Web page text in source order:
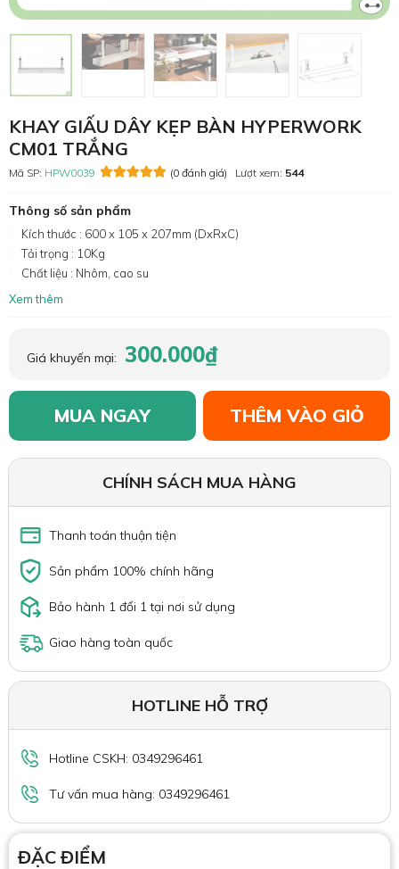
KHAY GIẤU DÂY KẸP BÀN HYPERWORK
CM01 TRẮNG
Mã SP: HPW0039 (0 đánh giá) Lượt xem: 544
Thông số sản phẩm
Kích thước : 600 x 105 x 207mm (DxRxC)
Tải trọng : 10Kg
Chất liệu : Nhôm, cao su
Xem thêm
Giá khuyến mại: 300.000₫
MUA NGAY THÊM VÀO GIỎ
CHÍNH SÁCH MUA HÀNG
Thanh toán thuận tiện
Sản phẩm 100% chính hãng
Bảo hành 1 đổi 1 tại nơi sử dụng
Giao hàng toàn quốc
HOTLINE HỖ TRỢ
Hotline CSKH: 0349296461
Tư vấn mua hàng: 0349296461
ĐẶC ĐIỂM